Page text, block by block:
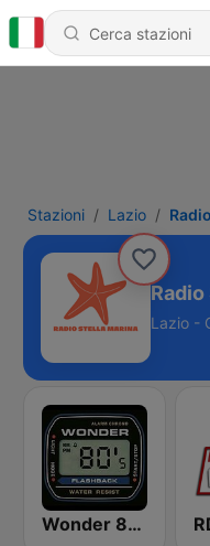
Stazioni Lazio
Lazio -
Wonder 80's